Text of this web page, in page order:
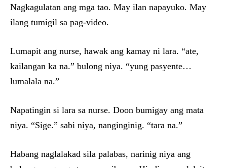
Nagkagulatan ang mga tao. May ilan napayuko. May
ilang tumigil sa pag-video.
Lumapit ang nurse, hawak ang kamay ni lara. “ate,
kailangan ka na.” bulong niya. “yung pasyente…
lumalala na.”
Napatingin si lara sa nurse. Doon bumigay ang mata
niya. “Sige.” sabi niya, nanginginig. “tara na.”
Habang naglalakad sila palabas, narinig niya ang